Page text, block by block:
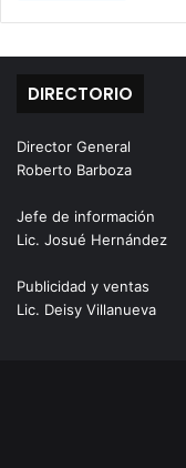
DIRECTORIO
Director General
Roberto Barboza
Jefe de información
Lic. Josué Hernández
Publicidad y ventas
Lic. Deisy Villanueva